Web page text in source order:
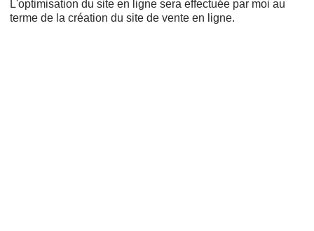
L'optimisation du site en ligne sera effectuée par moi au
terme de la création du site de vente en ligne.